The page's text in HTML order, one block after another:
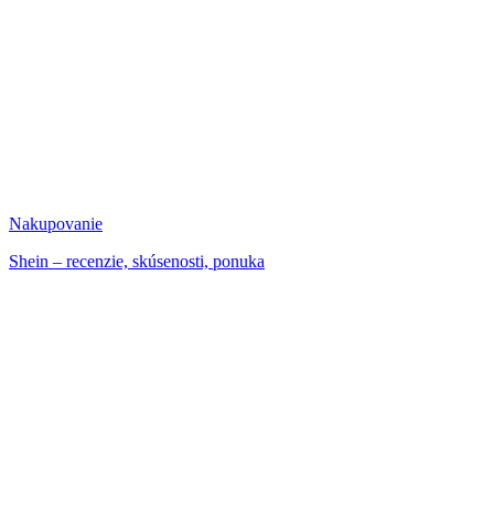
Nakupovanie
Shein – recenzie, skúsenosti, ponuka